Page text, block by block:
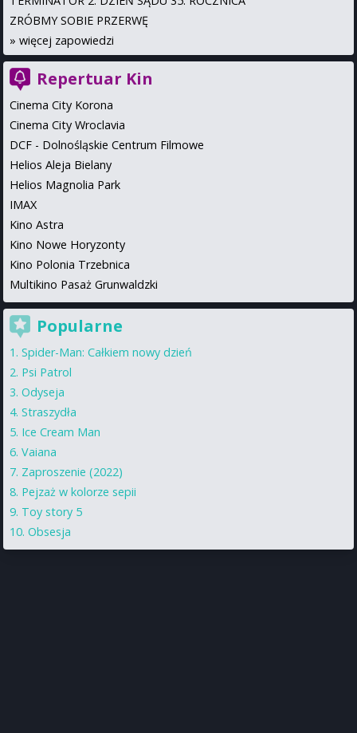
ZRÓBMY SOBIE PRZERWĘ
» więcej zapowiedzi
Repertuar Kin
Cinema City Korona
Cinema City Wroclavia
DCF - Dolnośląskie Centrum Filmowe
Helios Aleja Bielany
Helios Magnolia Park
IMAX
Kino Astra
Kino Nowe Horyzonty
Kino Polonia Trzebnica
Multikino Pasaż Grunwaldzki
Popularne
Spider-Man: Całkiem nowy dzień
Psi Patrol
Odyseja
Straszydła
Ice Cream Man
Vaiana
Zaproszenie (2022)
Pejzaż w kolorze sepii
Toy story 5
Obsesja